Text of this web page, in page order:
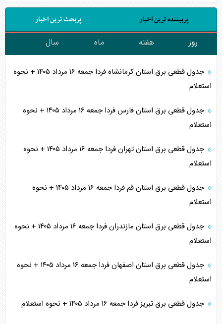
پربیننده ترین اخبار پربحث ترین اخبار
روز هفته ماه سال
جدول قطعی برق استان کرمانشاه فردا جمعه ۱۶ مرداد ۱۴۰۵ + نحوه
استعلام
جدول قطعی برق استان فارس فردا جمعه ۱۶ مرداد ۱۴۰۵ + نحوه
استعلام
جدول قطعی برق استان تهران فردا جمعه ۱۶ مرداد ۱۴۰۵ + نحوه
استعلام
جدول قطعی برق استان قم فردا جمعه ۱۶ مرداد ۱۴۰۵ + نحوه
استعلام
جدول قطعی برق استان مازندران فردا جمعه ۱۶ مرداد ۱۴۰۵ + نحوه
استعلام
جدول قطعی برق استان اصفهان فردا جمعه ۱۶ مرداد ۱۴۰۵ + نحوه
استعلام
جدول قطعی برق تبریز فردا جمعه ۱۶ مرداد ۱۴۰۵ + نحوه استعلام